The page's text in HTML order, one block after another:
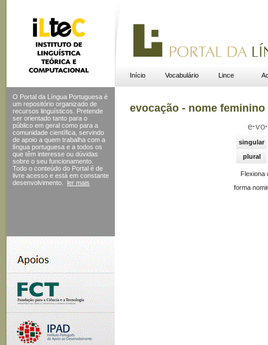
Início Vocabulário Lince
O Portal da Língua Portuguesa é
um repositório organizado de
recursos linguísticos. Pretende
ser orientado tanto para o
público em geral como para a
comunidade científica, servindo
de apoio a quem trabalha com a
língua portuguesa e a todos os
que têm interesse ou dúvidas
sobre o seu funcionamento.
Todo o conteúdo do Portal é de
livre acesso e está em constante
desenvolvimento.
ler mais
evocação - nome feminino
e·vo·
singular
plural
Flexiona
forma